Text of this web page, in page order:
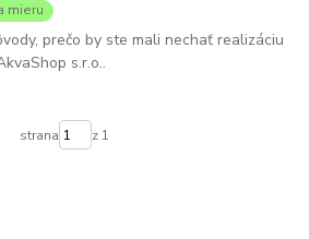
mieru
prečo by ste mali nechať realizáciu
s.r.o..
strana z 1